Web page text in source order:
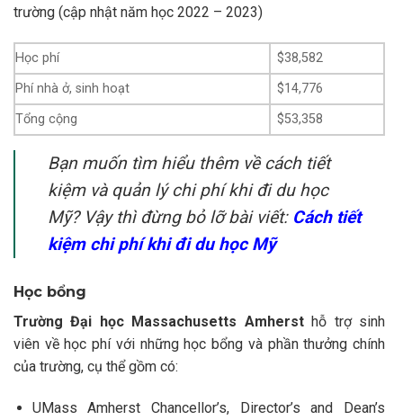
trường (cập nhật năm học 2022 – 2023)
Học phí
$38,582
Phí nhà ở, sinh hoạt
$14,776
Tổng cộng
$53,358
Bạn muốn tìm hiểu thêm về cách tiết
kiệm và quản lý chi phí khi đi du học
Mỹ? Vậy thì đừng bỏ lỡ bài viết: Cách tiết
kiệm chi phí khi đi du học Mỹ
Học bổng
Trường Đại học Massachusetts Amhersthỗ trợ sinh
viên về học phí với những học bổng và phần thưởng chính
của trường, cụ thể gồm có:
UMass Amherst Chancellor’s, Director’s and Dean’s